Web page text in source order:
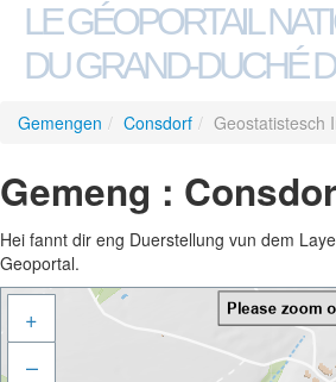
LE GÉOPORTAIL
DU GRAND-DUCHÉ
Gemengen / Consdorf / Geostatistesch
Gemeng :
Hei fannt dir eng Duerstellung vun dem
Geoportal.
+
–